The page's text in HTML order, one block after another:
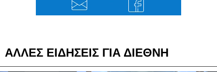
ΑΛΛΕΣ ΕΙΔΗΣΕΙΣ ΓΙΑ ΔΙΕΘΝΗ